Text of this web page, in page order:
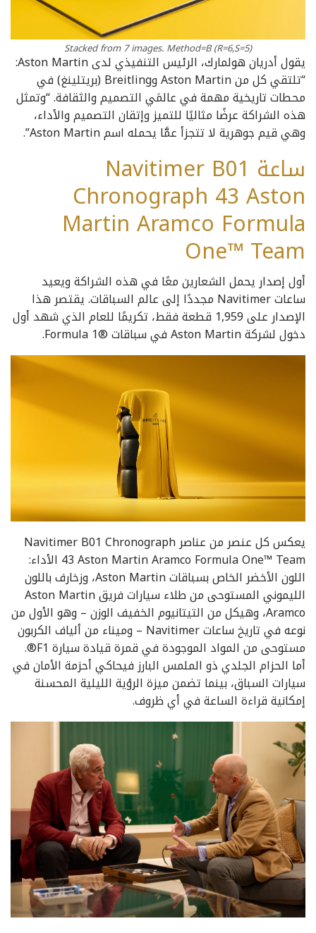
Stacked from 7 images. Method=B (R=6,S=5)
‫يقول أدريان هولمارك، الرئيس التنفيذي لدى Aston Martin:
“تلتقي كل من Aston Martin وBreitling (بريتلينغ) في
محطات تاريخية مهمة في عالمَي التصميم والثقافة. “وتمثل
هذه الشراكة عرضًا مثاليًا للتميز وإتقان التصميم والأداء،
وهي قيم جوهرية لا تتجزأ عمَّا يحمله اسم Aston Martin”.
ساعة Navitimer B01
Chronograph 43 Aston
Martin Aramco Formula
One™ Team
‫أول إصدار يحمل الشعارين معًا في هذه الشراكة ويعيد
ساعات Navitimer مجددًا إلى عالم السباقات. يقتصر هذا
الإصدار على 1,959 قطعة فقط، تكريمًا للعام الذي شهد أول
دخول لشركة Aston Martin في سباقات Formula 1®‎.
يعكس كل عنصر من عناصر Navitimer B01 Chronograph
43 Aston Martin Aramco Formula One™ Team الأداء:
اللون الأخضر الخاص بسباقات Aston Martin، وزخارف باللون
الليموني المستوحى من طلاء سيارات فريق Aston Martin
Aramco، وهيكل من التيتانيوم الخفيف الوزن – وهو الأول من
نوعه في تاريخ ساعات Navitimer – وميناء من ألياف الكربون
مستوحى من المواد الموجودة في قمرة قيادة سيارة F1®.
أما الحزام الجلدي ذو الملمس البارز فيحاكي أحزمة الأمان في
سيارات السباق، بينما تضمن ميزة الرؤية الليلية المحسنة
إمكانية قراءة الساعة في أي ظروف.